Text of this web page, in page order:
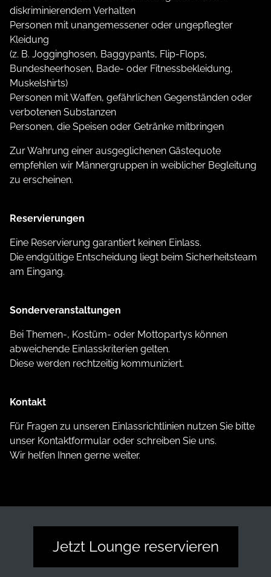
diskriminierendem Verhalten
Personen mit unangemessener oder ungepflegter
Kleidung
(z. B. Jogginghosen, Baggypants, Flip-Flops,
Bundesheerhosen, Bade- oder Fitnessbekleidung,
Muskelshirts)
Personen mit Waffen, gefährlichen Gegenständen oder
verbotenen Substanzen
Personen, die Speisen oder Getränke mitbringen
Zur Wahrung einer ausgeglichenen Gästequote
empfehlen wir Männergruppen in weiblicher Begleitung
zu erscheinen.
Reservierungen
Eine Reservierung garantiert keinen Einlass.
Die endgültige Entscheidung liegt beim Sicherheitsteam
am Eingang.
Sonderveranstaltungen
Bei Themen-, Kostüm- oder Mottopartys können
abweichende Einlasskriterien gelten.
Diese werden rechtzeitig kommuniziert.
Kontakt
Für Fragen zu unseren Einlassrichtlinien nutzen Sie bitte
unser Kontaktformular oder schreiben Sie uns.
Wir helfen Ihnen gerne weiter.
Jetzt Lounge reservieren